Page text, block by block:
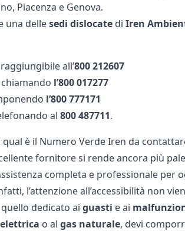
Piacenza e Genova.
una dellesedi dislocatedi Iren
raggiungibile all’800 212607
chiamando l’800 017277
l’800 777171
al 800 487711.
è il Numero Verde Iren da
fornitore si rende ancora più
completa e professionale per
l’attenzione all’accessibilità non
dedicato ai guasti e ai
elettrica o al gas naturale, devi